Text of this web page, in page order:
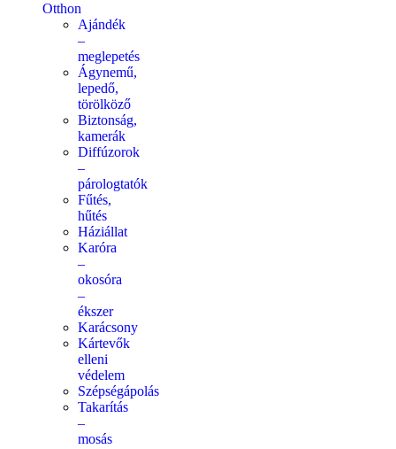
Otthon
Ajándék
–
meglepetés
Ágynemű,
lepedő,
törölköző
Biztonság,
kamerák
Diffúzorok
–
párologtatók
Fűtés,
hűtés
Háziállat
Karóra
–
okosóra
–
ékszer
Karácsony
Kártevők
elleni
védelem
Szépségápolás
Takarítás
–
mosás